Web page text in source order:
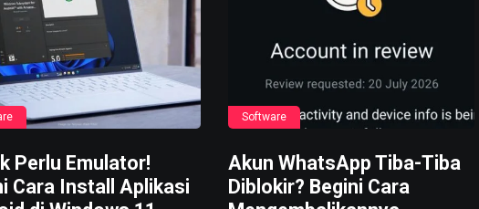
Perlu Emulator!
Cara Install Aplikasi
Software
Akun WhatsApp Tiba-Tiba
Diblokir? Begini Cara